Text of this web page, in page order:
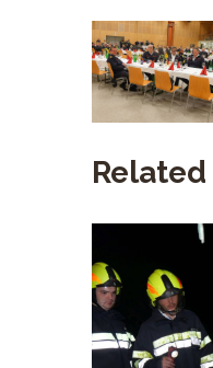
Related